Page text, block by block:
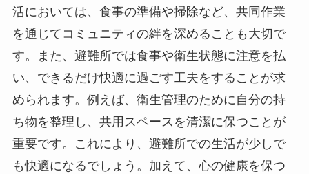
活においては、食事の準備や掃除など、共同作業
を通じてコミュニティの絆を深めることも大切で
す。また、避難所では食事や衛生状態に注意を払
い、できるだけ快適に過ごす工夫をすることが求
められます。例えば、衛生管理のために自分の持
ち物を整理し、共用スペースを清潔に保つことが
重要です。これにより、避難所での生活が少しで
も快適になるでしょう。加えて、心の健康を保つ